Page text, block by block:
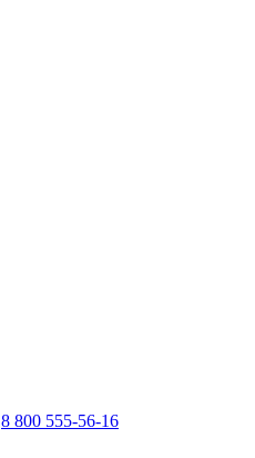
8 800 555-56-16